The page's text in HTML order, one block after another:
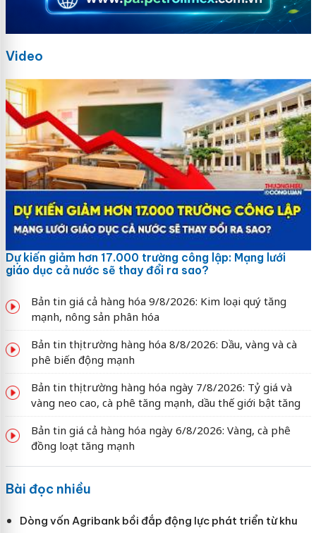
Video
Dự kiến giảm hơn 17.000 trường công lập: Mạng lưới
giáo dục cả nước sẽ thay đổi ra sao?
Bản tin giá cả hàng hóa 9/8/2026: Kim loại quý tăng
mạnh, nông sản phân hóa
Bản tin thị trường hàng hóa 8/8/2026: Dầu, vàng và cà
phê biến động mạnh
Bản tin thị trường hàng hóa ngày 7/8/2026: Tỷ giá và
vàng neo cao, cà phê tăng mạnh, dầu thế giới bật tăng
Bản tin giá cả hàng hóa ngày 6/8/2026: Vàng, cà phê
đồng loạt tăng mạnh
Bài đọc nhiều
Dòng vốn Agribank bồi đắp động lực phát triển từ khu